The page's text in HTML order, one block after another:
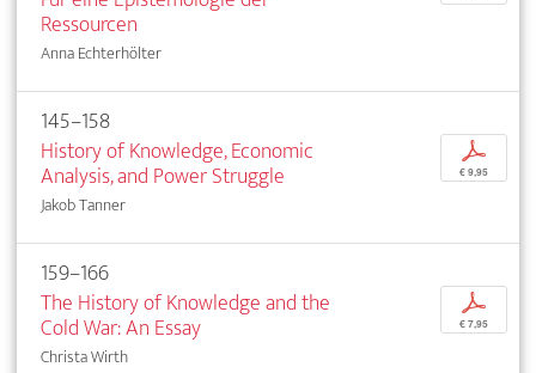
Ressourcen
Anna Echterhölter
145–158
History of Knowledge, Economic
Analysis, and Power Struggle
Jakob Tanner
p
€ 9,95
159–166
The History of Knowledge and the
Cold War: An Essay
Christa Wirth
p
€ 7,95